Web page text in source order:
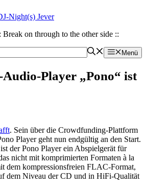
Night(s) Jever
Break on through to the other side ::
Menü
Player „Pono“ ist
. Sein über die Crowdfunding-Plattform
Player geht nun endgültig an den Start.
der Pono Player ein Abspielgerät für
nicht mit komprimierten Formaten à la
dem kompressionsfreien FLAC-Format,
dem Niveau der CD und in HiFi-Qualität